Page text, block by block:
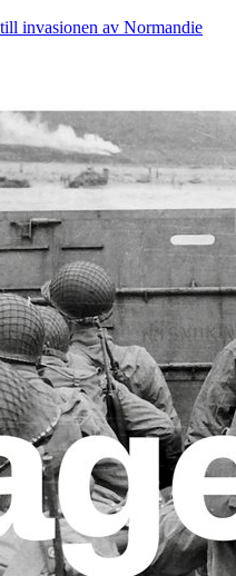
invasionen av Normandie